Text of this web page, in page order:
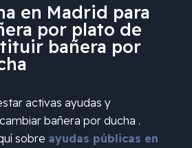
en Madrid para
por plato de
bañera por
activas ayudas y
bañera por ducha .
sobre ayudas públicas en